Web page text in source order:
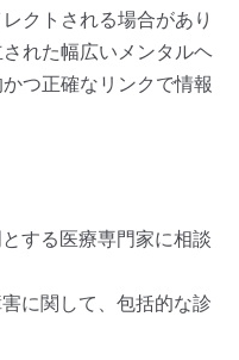
クトされる場合があり
れた幅広いメンタルヘ
つ正確なリンクで情報
する医療専門家に相談
に関して、包括的な診